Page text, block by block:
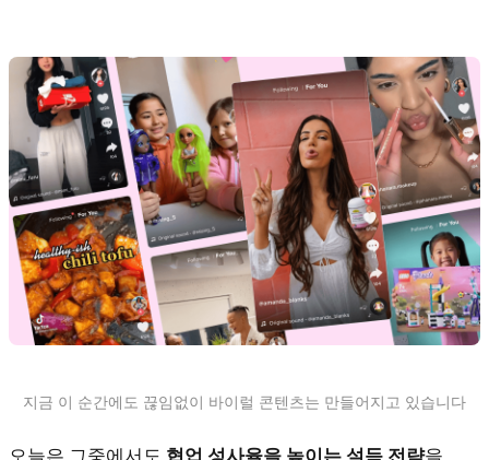
지금 이 순간에도 끊임없이 바이럴 콘텐츠는 만들어지고 있습니다